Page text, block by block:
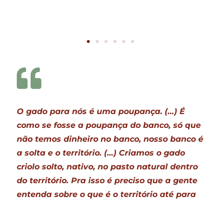
O gado para nós é uma poupança. (…) É
como se fosse a poupança do banco, só que
não temos dinheiro no banco, nosso banco é
a solta e o território. (…) Criamos o gado
criolo solto, nativo, no pasto natural dentro
do território. Pra isso é preciso que a gente
entenda sobre o que é o território até para